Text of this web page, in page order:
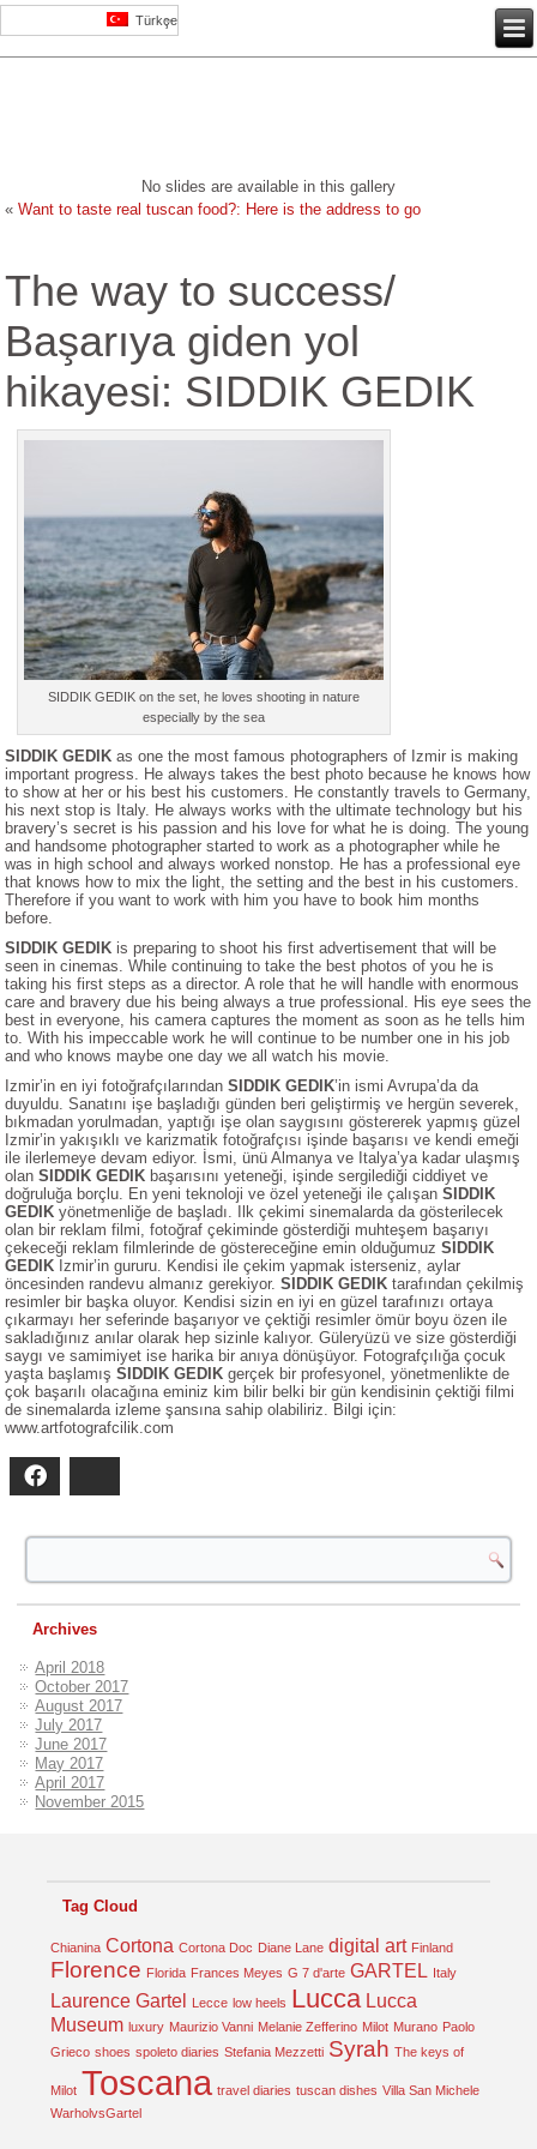
Türkçe
No slides are available in this gallery
«Want to taste real tuscan food?: Here is the address to go
The way to success/
Başarıya giden yol
hikayesi: SIDDIK GEDIK
SIDDIK GEDIK on the set, he loves shooting in nature
especially by the sea
SIDDIK GEDIK as one the most famous photographers of Izmir is making
important progress. He always takes the best photo because he knows how
to show at her or his best his customers. He constantly travels to Germany,
his next stop is Italy. He always works with the ultimate technology but his
bravery’s secret is his passion and his love for what he is doing. The young
and handsome photographer started to work as a photographer while he
was in high school and always worked nonstop. He has a professional eye
that knows how to mix the light, the setting and the best in his customers.
Therefore if you want to work with him you have to book him months
before.
SIDDIK GEDIK is preparing to shoot his first advertisement that will be
seen in cinemas. While continuing to take the best photos of you he is
taking his first steps as a director. A role that he will handle with enormous
care and bravery due his being always a true professional. His eye sees the
best in everyone, his camera captures the moment as soon as he tells him
to. With his impeccable work he will continue to be number one in his job
and who knows maybe one day we all watch his movie.
Izmir’in en iyi fotoğrafçılarındanSIDDIK GEDIK’in ismi Avrupa’da da
duyuldu. Sanatını işe başladığı günden beri geliştirmiş ve hergün severek,
bıkmadan yorulmadan, yaptığı işe olan saygısını göstererek yapmış güzel
Izmir’in yakışıklı ve karizmatik fotoğrafçısı işinde başarısı ve kendi emeği
ile ilerlemeye devam ediyor. İsmi, ünü Almanya ve Italya’ya kadar ulaşmış
olanSIDDIK GEDIK başarısını yeteneği, işinde sergilediği ciddiyet ve
doğruluğa borçlu. En yeni teknoloji ve özel yeteneği ile çalışanSIDDIK
GEDIK yönetmenliğe de başladı. Ilk çekimi sinemalarda da gösterilecek
olan bir reklam filmi, fotoğraf çekiminde gösterdiği muhteşem başarıyı
çekeceği reklam filmlerinde de göstereceğine emin olduğumuzSIDDIK
GEDIK Izmir’in gururu. Kendisi ile çekim yapmak isterseniz, aylar
öncesinden randevu almanız gerekiyor.SIDDIK GEDIKtarafından çekilmiş
resimler bir başka oluyor. Kendisi sizin en iyi en güzel tarafınızı ortaya
çıkarmayı her seferinde başarıyor ve çektiği resimler ömür boyu özen ile
sakladığınız anılar olarak hep sizinle kalıyor. Güleryüzü ve size gösterdiği
saygı ve samimiyet ise harika bir anıya dönüşüyor. Fotografçılığa çocuk
yaşta başlamışSIDDIK GEDIKgerçek bir profesyonel, yönetmenlikte de
çok başarılı olacağına eminiz kim bilir belki bir gün kendisinin çektiği filmi
de sinemalarda izleme şansına sahip olabiliriz. Bilgi için:
www.artfotografcilik.com
Archives
April 2018
October 2017
August 2017
July 2017
June 2017
May 2017
April 2017
November 2015
Tag Cloud
Chianina Cortona Cortona Doc Diane Lane digital art Finland
Florence Florida Frances Meyes G 7 d'arte GARTEL Italy
Laurence Gartel Lecce low heels Lucca Lucca
Museum luxury Maurizio Vanni Melanie Zefferino Milot Murano Paolo
Grieco shoes spoleto diaries Stefania Mezzetti Syrah The keys of
Milot Toscana travel diaries tuscan dishes Villa San Michele
WarholvsGartel